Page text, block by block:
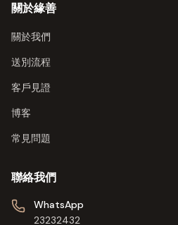
關於緣善
關於我們
送別流程
客戶見證
博客
常見問題
聯絡我們
WhatsApp
23232432